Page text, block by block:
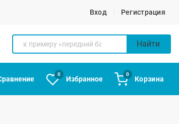
Вход Регистрация
Найти
0
Избранное
0
Корзина